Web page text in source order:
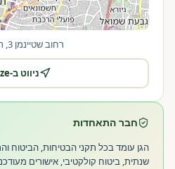
רחוב שטיינמן 3, תל אביב
ניווט ב-Waze
חבר התאחדות
הגן עומד בכל תקני הבטיחות, הביטוח
שנתית, ביטוח קולקטיבי, אישורים